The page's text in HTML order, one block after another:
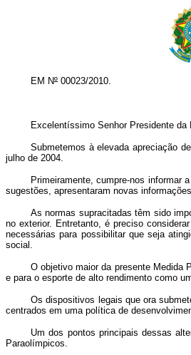
EM Nº 00023/2010.
Excelentíssimo Senhor Presidente da
Submetemos à elevada apreciação
julho de 2004.
Primeiramente, cumpre-nos informar
sugestões, apresentaram novas
As normas supracitadas têm sido
no exterior. Entretanto, é preciso
necessárias para possibilitar que seja
social.
O objetivo maior da presente Medida
e para o esporte de alto rendimento como
Os dispositivos legais que ora
centrados em uma política de
Um dos pontos principais dessas
Paraolímpicos.